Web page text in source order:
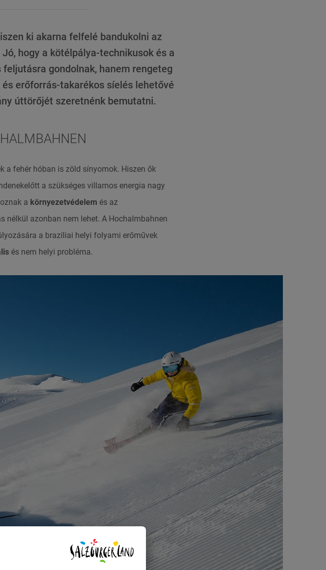
ki akarna felfelé bandukolni az
hogy a kötélpálya-technikusok és a
gondolnak, hanem rengeteg
erőforrás-takarékos síelés lehetővé
úttörőjét szeretnénk bemutatni.
a fehér hóban is zöld sínyomok. Hiszen ők
a szükséges villamos energia nagy
a környezetvédelem és az
nélkül azonban nem lehet. A Hochalmbahnen
a brazíliai helyi folyami erőművek
és nem helyi probléma.